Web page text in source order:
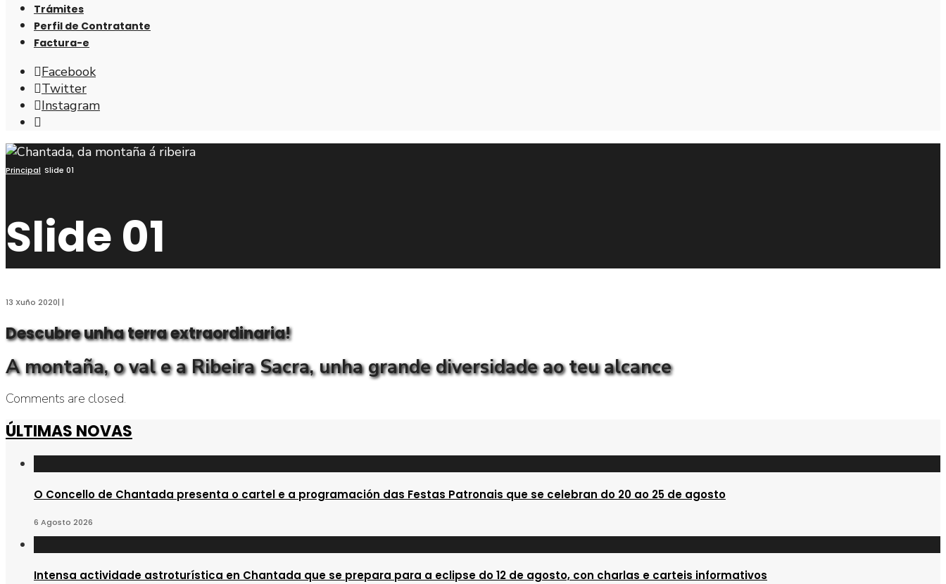
Trámites
Perfil de Contratante
Factura-e
Facebook
Twitter
Instagram
de
busca
Principal Slide 01
Slide 01
13 Xuño 2020| |
Descubre unha terra extraordinaria!
A montaña, o val e a Ribeira Sacra, unha grande diversidade ao teu alcance
Comments are closed.
ÚLTIMAS NOVAS
O Concello de Chantada presenta o cartel e a programación das Festas Patronais que se celebran do 20 ao 25 de agosto
6 Agosto 2026
Intensa actividade astroturística en Chantada que se prepara para a eclipse do 12 de agosto, con charlas e carteis informativos